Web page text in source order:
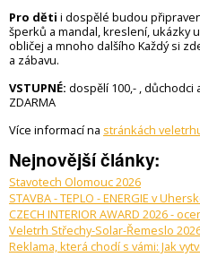
Pro děti i dospělé budou
šperků a mandal, kreslení, ukázky
obličej a mnoho dalšího Každý si
a zábavu.
VSTUPNÉ: dospělí 100,- , důchodci
ZDARMA
Více informací na stránkách
Nejnovější články:
Stavotech Olomouc 2026
STAVBA - TEPLO - ENERGIE v
CZECH INTERIOR AWARD 2026 -
Veletrh Střechy-Solar-Řemeslo
Reklama, která chodí s vámi: Jak